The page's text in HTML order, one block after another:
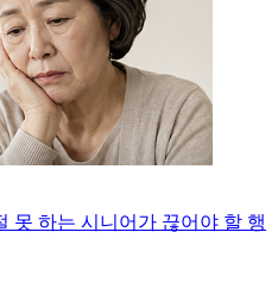
못 하는 시니어가 끊어야 할 행